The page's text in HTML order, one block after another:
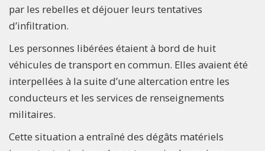
par les rebelles et déjouer leurs tentatives
d’infiltration.
Les personnes libérées étaient à bord de huit
véhicules de transport en commun. Elles avaient été
interpellées à la suite d’une altercation entre les
conducteurs et les services de renseignements
militaires.
Cette situation a entraîné des dégâts matériels